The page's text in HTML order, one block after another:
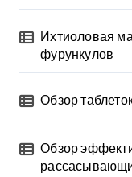
Ихтиоловая
фурункулов
Обзор
Обзор